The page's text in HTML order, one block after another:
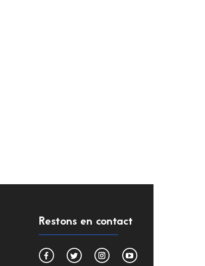
Restons en contact